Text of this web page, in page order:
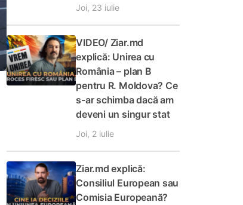
Joi, 23 iulie
VIDEO/ Ziar.md
explică: Unirea cu
România – plan B
pentru R. Moldova? Ce
s-ar schimba dacă am
deveni un singur stat
Joi, 2 iulie
Ziar.md explică:
Consiliul European sau
Comisia Europeană?